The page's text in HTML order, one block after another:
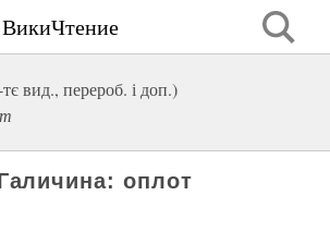
ВикиЧтение
тє вид., перероб. і доп.)
оплот